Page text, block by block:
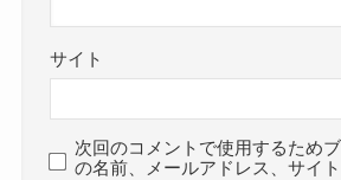
サイト
次回のコメントで使用するため
の名前、メールアドレス、サイト